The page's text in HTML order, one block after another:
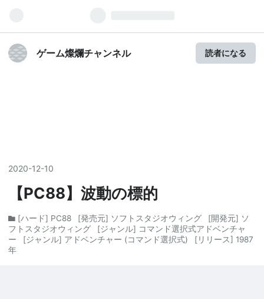
ゲーム燦爛チャンネル 読者になる
2020-12-10
【PC88】波動の標的
[ハード] PC88 [発売元] ソフトスタジオウィング
[開発元] ソ
フトスタジオウィング
[ジャンル] コマンド選択式アドベンチャ
ー
[ジャンル] アドベンチャー (コマンド選択式)
[リリース] 1987
年